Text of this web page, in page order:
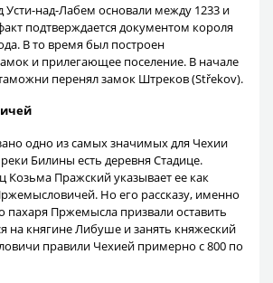
Усти-над-Лабем основали между 1233 и
подтверждается документом короля
В то время был построен
и прилегающее поселение. В начале
перенял замок Штреков (Střekov).
одно из самых значимых для Чехии
Билины есть деревня Стадице.
Козьма Пражский указывает ее как
Но его рассказу, именно
пахаря Пржемысла призвали оставить
на княгине Либуше и занять княжеский
правили Чехией примерно с 800 по